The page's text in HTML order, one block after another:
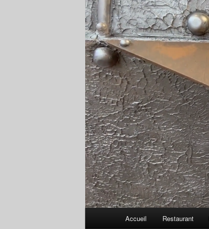
Accueil Restaurant